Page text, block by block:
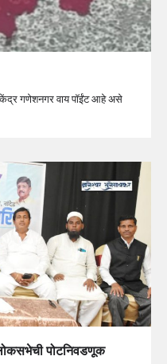
केंद्र गणेशनगर वाय पॉईंट आहे असे
पोटनिवडणूक